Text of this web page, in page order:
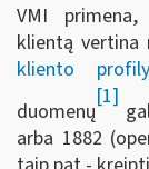
VMI
klientą vertina
kliento
duomenų
[1]
arba 1882